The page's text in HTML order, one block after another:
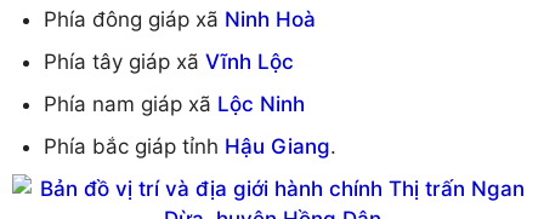
Phía đông giáp xã Ninh Hoà
Phía tây giáp xã Vĩnh Lộc
Phía nam giáp xã Lộc Ninh
Phía bắc giáp tỉnh Hậu Giang.